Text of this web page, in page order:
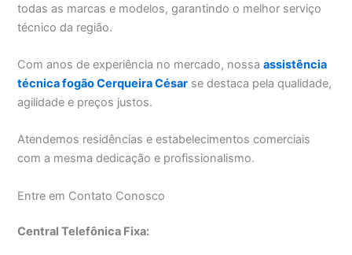
todas as marcas e modelos, garantindo o melhor serviço
técnico da região.
Com anos de experiência no mercado, nossaassistência
técnica fogão Cerqueira César se destaca pela qualidade,
agilidade e preços justos.
Atendemos residências e estabelecimentos comerciais
com a mesma dedicação e profissionalismo.
Entre em Contato Conosco
Central Telefônica Fixa: